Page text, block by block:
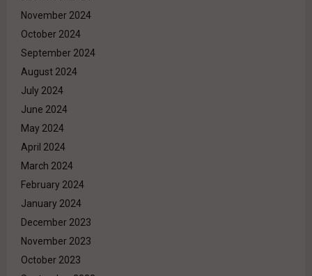
November 2024
October 2024
September 2024
August 2024
July 2024
June 2024
May 2024
April 2024
March 2024
February 2024
January 2024
December 2023
November 2023
October 2023